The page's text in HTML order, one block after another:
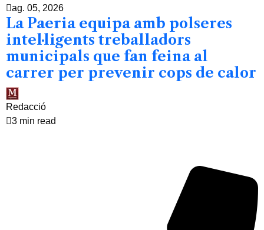
ag. 05, 2026
La Paeria equipa amb polseres
intel·ligents treballadors
municipals que fan feina al
carrer per prevenir cops de calor
Redacció
3 min read